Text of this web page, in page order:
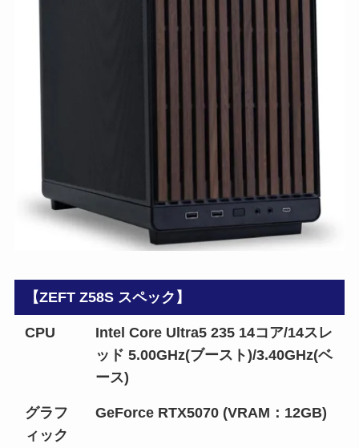
【ZEFT Z58S スペック】
CPU
Intel Core Ultra5 235 14コア/14スレ
ッド 5.00GHz(ブースト)/3.40GHz(ベ
ース)
グラフ
ィック
GeForce RTX5070 (VRAM：12GB)